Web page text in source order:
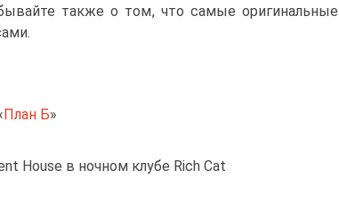
также о том, что самые оригинальные
План Б»
House в ночном клубе Rich Cat